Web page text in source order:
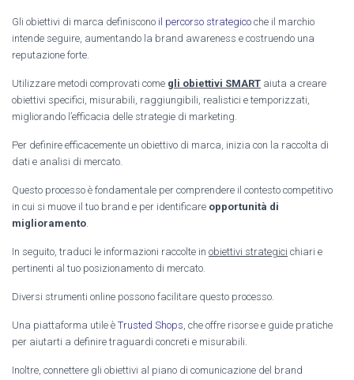
Gli obiettivi di marca definiscono il percorso strategico che il marchio
intende seguire, aumentando la brand awareness e costruendo una
reputazione forte.
Utilizzare metodi comprovati come gli obiettivi SMART aiuta a creare
obiettivi specifici, misurabili, raggiungibili, realistici e temporizzati,
migliorando l’efficacia delle strategie di marketing.
Per definire efficacemente un obiettivo di marca, inizia con la raccolta di
dati e analisi di mercato.
Questo processo è fondamentale per comprendere il contesto competitivo
in cui si muove il tuo brand e per identificare opportunità di
miglioramento
In seguito, traduci le informazioni raccolte in obiettivi strategici chiari e
pertinenti al tuo posizionamento di mercato.
Diversi strumenti online possono facilitare questo processo.
Una piattaforma utile è Trusted Shops , che offre risorse e guide pratiche
per aiutarti a definire traguardi concreti e misurabili.
Inoltre, connettere gli obiettivi al piano di comunicazione del brand